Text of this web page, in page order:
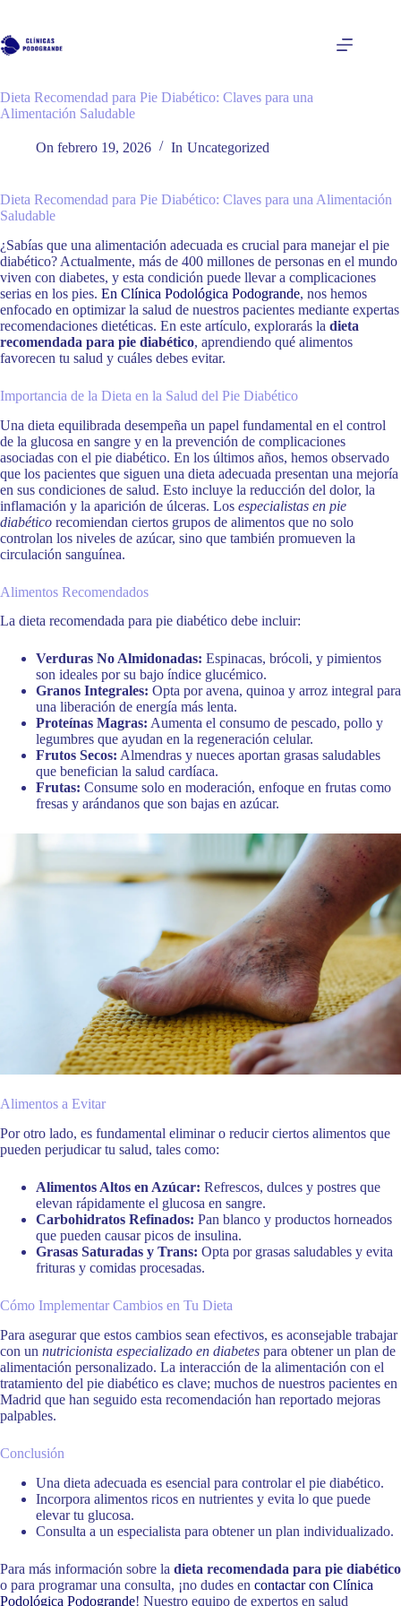
contenido
Dieta Recomendad para Pie Diabético: Claves para una
Alimentación Saludable
On febrero 19, 2026 In Uncategorized
Dieta Recomendad para Pie Diabético: Claves para una Alimentación
Saludable
¿Sabías que una alimentación adecuada es crucial para manejar el pie
diabético? Actualmente, más de 400 millones de personas en el mundo
viven con diabetes, y esta condición puede llevar a complicaciones
serias en los pies. En Clínica Podológica Podogrande, nos hemos
enfocado en optimizar la salud de nuestros pacientes mediante expertas
recomendaciones dietéticas. En este artículo, explorarás la dieta
recomendada para pie diabético, aprendiendo qué alimentos
favorecen tu salud y cuáles debes evitar.
Importancia de la Dieta en la Salud del Pie Diabético
Una dieta equilibrada desempeña un papel fundamental en el control
de la glucosa en sangre y en la prevención de complicaciones
asociadas con el pie diabético. En los últimos años, hemos observado
que los pacientes que siguen una dieta adecuada presentan una mejoría
en sus condiciones de salud. Esto incluye la reducción del dolor, la
inflamación y la aparición de úlceras. Los especialistas en pie
diabético recomiendan ciertos grupos de alimentos que no solo
controlan los niveles de azúcar, sino que también promueven la
circulación sanguínea.
Alimentos Recomendados
La dieta recomendada para pie diabético debe incluir:
Verduras No Almidonadas: Espinacas, brócoli, y pimientos
son ideales por su bajo índice glucémico.
Granos Integrales: Opta por avena, quinoa y arroz integral para
una liberación de energía más lenta.
Proteínas Magras: Aumenta el consumo de pescado, pollo y
legumbres que ayudan en la regeneración celular.
Frutos Secos: Almendras y nueces aportan grasas saludables
que benefician la salud cardíaca.
Frutas: Consume solo en moderación, enfoque en frutas como
fresas y arándanos que son bajas en azúcar.
Alimentos a Evitar
Por otro lado, es fundamental eliminar o reducir ciertos alimentos que
pueden perjudicar tu salud, tales como:
Alimentos Altos en Azúcar: Refrescos, dulces y postres que
elevan rápidamente el glucosa en sangre.
Carbohidratos Refinados: Pan blanco y productos horneados
que pueden causar picos de insulina.
Grasas Saturadas y Trans: Opta por grasas saludables y evita
frituras y comidas procesadas.
Cómo Implementar Cambios en Tu Dieta
Para asegurar que estos cambios sean efectivos, es aconsejable trabajar
con un nutricionista especializado en diabetes para obtener un plan de
alimentación personalizado. La interacción de la alimentación con el
tratamiento del pie diabético es clave; muchos de nuestros pacientes en
Madrid que han seguido esta recomendación han reportado mejoras
palpables.
Conclusión
Una dieta adecuada es esencial para controlar el pie diabético.
Incorpora alimentos ricos en nutrientes y evita lo que puede
elevar tu glucosa.
Consulta a un especialista para obtener un plan individualizado.
Para más información sobre la dieta recomendada para pie diabético
o para programar una consulta, ¡no dudes en contactar con Clínica
Podológica Podogrande! Nuestro equipo de expertos en salud